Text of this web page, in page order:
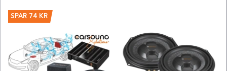
SPAR 74 KR